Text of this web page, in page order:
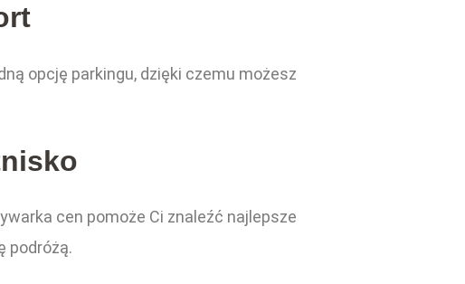
opcję parkingu, dzięki czemu możesz
cen pomoże Ci znaleźć najlepsze
podróżą.